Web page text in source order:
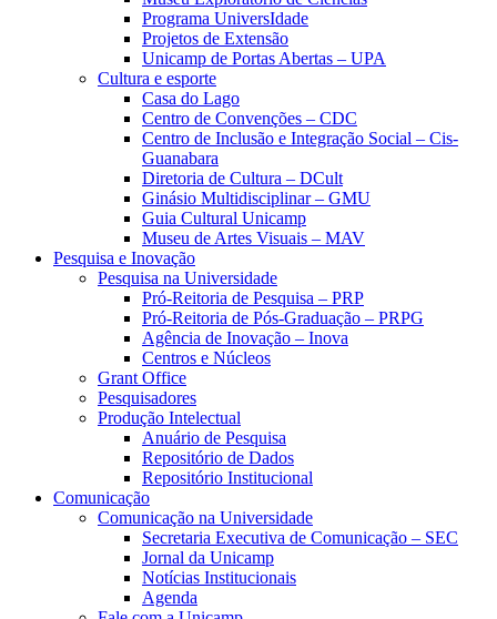
Programa UniversIdade
Projetos de Extensão
Unicamp de Portas Abertas – UPA
Cultura e esporte
Casa do Lago
Centro de Convenções – CDC
Centro de Inclusão e Integração Social – Cis-
Guanabara
Diretoria de Cultura – DCult
Ginásio Multidisciplinar – GMU
Guia Cultural Unicamp
Museu de Artes Visuais – MAV
Pesquisa e Inovação
Pesquisa na Universidade
Pró-Reitoria de Pesquisa – PRP
Pró-Reitoria de Pós-Graduação – PRPG
Agência de Inovação – Inova
Centros e Núcleos
Grant Office
Pesquisadores
Produção Intelectual
Anuário de Pesquisa
Repositório de Dados
Repositório Institucional
Comunicação
Comunicação na Universidade
Secretaria Executiva de Comunicação – SEC
Jornal da Unicamp
Notícias Institucionais
Agenda